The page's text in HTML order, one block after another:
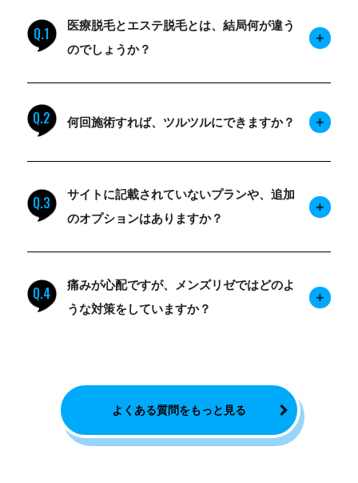
Q.1
医療脱毛とエステ脱毛とは、結局何が違う
のでしょうか？
Q.2 何回施術すれば、ツルツルにできますか？
Q.3
サイトに記載されていないプランや、追加
のオプションはありますか？
Q.4
痛みが心配ですが、メンズリゼではどのよ
うな対策をしていますか？
よくある質問をもっと見る